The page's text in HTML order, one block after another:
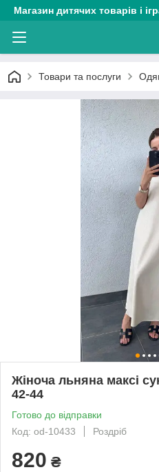
Магазин дитячих товарів і
Товари та послуги
Жіноча льняна максі
42-44
Готово до відправки
Код: od-10433
Роздріб
820 ₴